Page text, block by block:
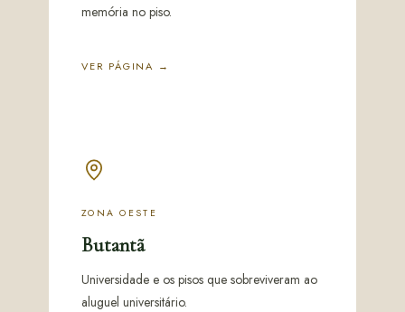
memória no piso.
VER PÁGINA →
ZONA OESTE
Butantã
Universidade e os pisos que sobreviveram ao
aluguel universitário.